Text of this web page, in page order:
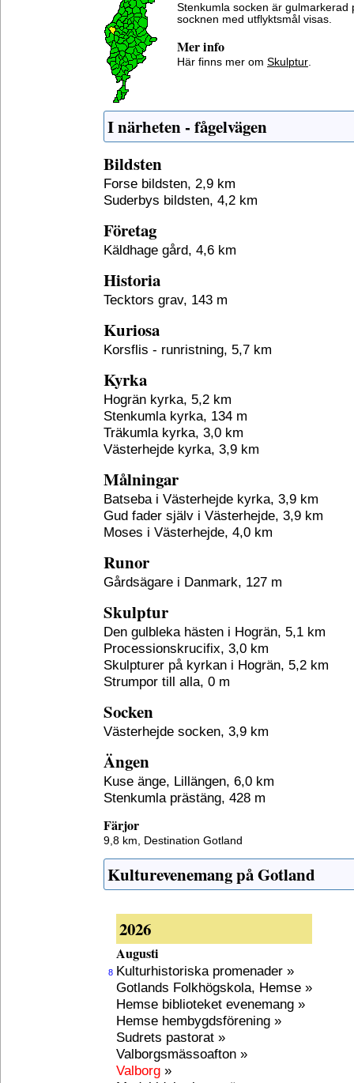
Stenkumla socken är
socknen med utflyktsmål visas.
Mer info
Här finns mer om Skulptur.
I närheten - fågelvägen
Bildsten
Forse bildsten, 2,9 km
Suderbys bildsten, 4,2 km
Företag
Käldhage gård, 4,6 km
Historia
Tecktors grav, 143 m
Kuriosa
Korsflis - runristning, 5,7 km
Kyrka
Hogrän kyrka, 5,2 km
Stenkumla kyrka, 134 m
Träkumla kyrka, 3,0 km
Västerhejde kyrka, 3,9 km
Målningar
Batseba i Västerhejde kyrka, 3,9 km
Gud fader själv i Västerhejde, 3,9 km
Moses i Västerhejde, 4,0 km
Runor
Gårdsägare i Danmark, 127 m
Skulptur
Den gulbleka hästen i Hogrän, 5,1 km
Processionskrucifix, 3,0 km
Skulpturer på kyrkan i Hogrän, 5,2 km
Strumpor till alla, 0 m
Socken
Västerhejde socken, 3,9 km
Ängen
Kuse änge, Lillängen, 6,0 km
Stenkumla prästäng, 428 m
Färjor
9,8 km, Destination Gotland
Kulturevenemang på Gotland
2026
Augusti
8 Kulturhistoriska promenader »
Gotlands Folkhögskola, Hemse »
Hemse biblioteket evenemang »
Hemse hembygdsförening »
Sudrets pastorat »
Valborgsmässoafton »
Valborg »